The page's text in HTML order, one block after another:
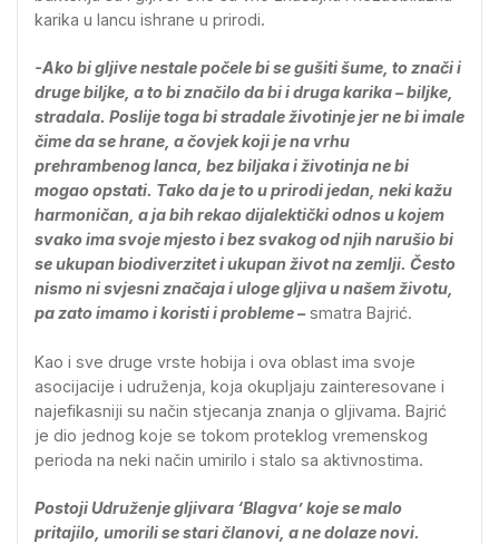
karika u lancu ishrane u prirodi.
-Ako bi gljive nestale počele bi se gušiti šume, to znači i
druge biljke, a to bi značilo da bi i druga karika – biljke,
stradala. Poslije toga bi stradale životinje jer ne bi imale
čime da se hrane, a čovjek koji je na vrhu
prehrambenog lanca, bez biljaka i životinja ne bi
mogao opstati. Tako da je to u prirodi jedan, neki kažu
harmoničan, a ja bih rekao dijalektički odnos u kojem
svako ima svoje mjesto i bez svakog od njih narušio bi
se ukupan biodiverzitet i ukupan život na zemlji. Često
nismo ni svjesni značaja i uloge gljiva u našem životu,
pa zato imamo i koristi i probleme – smatra Bajrić.
Kao i sve druge vrste hobija i ova oblast ima svoje
asocijacije i udruženja, koja okupljaju zainteresovane i
najefikasniji su način stjecanja znanja o gljivama. Bajrić
je dio jednog koje se tokom proteklog vremenskog
perioda na neki način umirilo i stalo sa aktivnostima.
Postoji Udruženje gljivara ‘Blagva’ koje se malo
pritajilo, umorili se stari članovi, a ne dolaze novi.